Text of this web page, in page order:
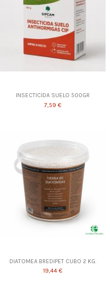
INSECTICIDA SUELO 500GR
7,59 €
DIATOMEA BREDIPET CUBO 2 KG.
19,44 €